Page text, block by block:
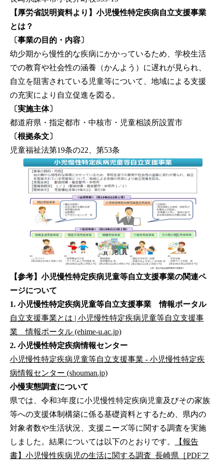
【厚労省説明資料より】小児慢性特定疾病自立支援事業
とは？
〔事業の目的・内容〕
幼少期から慢性的な疾病にかかっているため、学校生活
での教育や社会性の涵養（かんよう）に遅れが見られ、
自立を阻害されている児童等について、地域による支援
の充実により自立促進を図る。
〔実施主体〕
都道府県・指定都市・中核市・児童相談所設置市
〔根拠条文〕
児童福祉法第19条の22、第53条
【参考】小児慢性特定疾病児童等自立支援事業の関連ペ
ージについて
1. 小児慢性特定疾病児童等自立支援事業 情報ポータル
自立支援事業とは | 小児慢性特定疾病児童等自立支援事
業 情報ポータル (ehime-u.ac.jp)
2. 小児慢性特定疾病情報センター
小児慢性特定疾病児童等自立支援事業 - 小児慢性特定疾
病情報センター (shouman.jp)
小慢実態調査について
県では、令和3年度に小児慢性特定疾病児童及びその家族
等への支援体制構築に係る基礎資料とするため、県内の
対象者数や生活状況、支援ニーズ等に関する調査を実施
しました。結果については以下のとおりです。
【報告
書】小児慢性疾病児の生活に関する調査_長崎県［PDFフ